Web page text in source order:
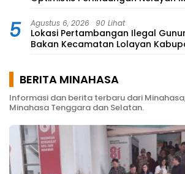
5 Agustus 6, 2026 90 Lihat
Lokasi Pertambangan Ilegal
Bakan Kecamatan Lolayan
Mongondow di perkebunan
BERITA MINAHASA
Informasi dan berita terbaru dari
Minahasa Tenggara dan Selatan.